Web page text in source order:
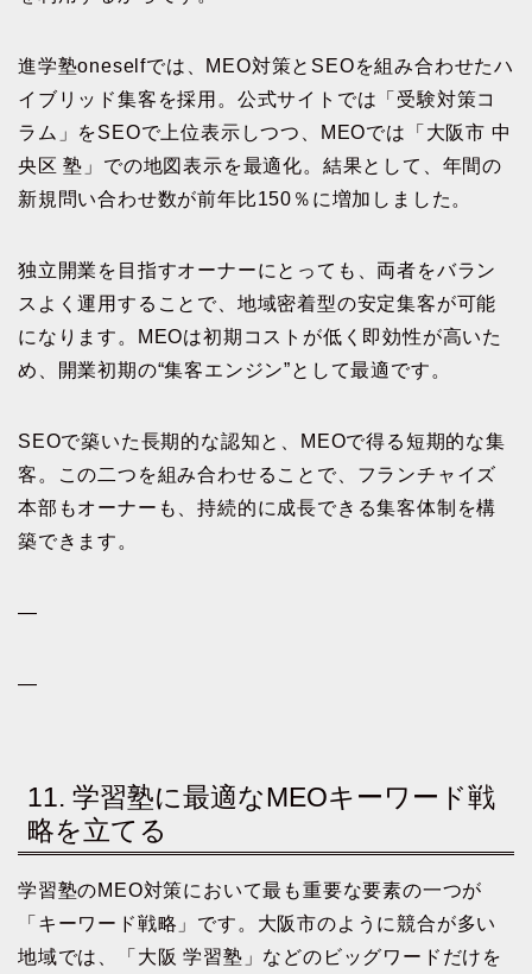
進学塾oneselfでは、MEO対策とSEOを組み合わせたハ
イブリッド集客を採用。公式サイトでは「受験対策コ
ラム」をSEOで上位表示しつつ、MEOでは「大阪市 中
央区 塾」での地図表示を最適化。結果として、年間の
新規問い合わせ数が前年比150％に増加しました。
独立開業を目指すオーナーにとっても、両者をバラン
スよく運用することで、地域密着型の安定集客が可能
になります。MEOは初期コストが低く即効性が高いた
め、開業初期の“集客エンジン”として最適です。
SEOで築いた長期的な認知と、MEOで得る短期的な集
客。この二つを組み合わせることで、フランチャイズ
本部もオーナーも、持続的に成長できる集客体制を構
築できます。
—
—
11. 学習塾に最適なMEOキーワード戦
略を立てる
学習塾のMEO対策において最も重要な要素の一つが
「キーワード戦略」です。大阪市のように競合が多い
地域では、「大阪 学習塾」などのビッグワードだけを